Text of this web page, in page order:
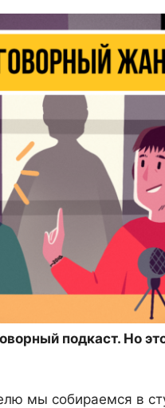
подкаст. Но
мы собираемся в